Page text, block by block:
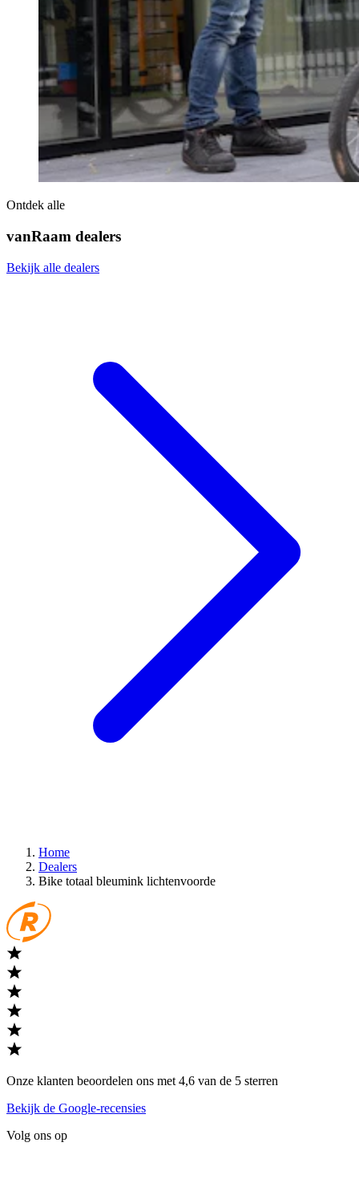
Ontdek alle
vanRaam dealers
Bekijk alle dealers
Home
Dealers
Bike totaal bleumink lichtenvoorde
Onze klanten beoordelen ons met 4,6 van de 5 sterren
Bekijk de Google-recensies
Volg ons op